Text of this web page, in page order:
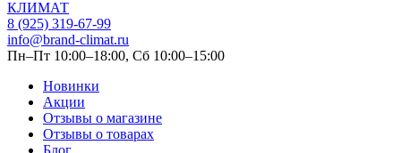
8 (925) 319-67-99
info@brand-climat.ru
Пн–Пт 10:00–18:00, Сб 10:00–15:00
Новинки
Акции
Отзывы о магазине
Отзывы о товарах
Блог